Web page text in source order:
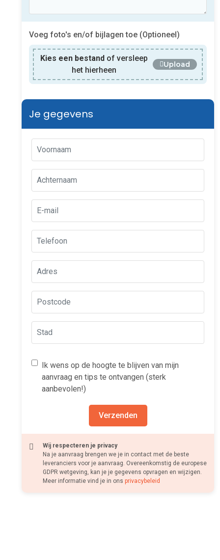
Voeg foto's en/of bijlagen toe (Optioneel)
Kies een bestand of versleep
het hierheen
Upload
Je gegevens
Ik wens op de hoogte te blijven van mijn
aanvraag en tips te ontvangen (sterk
aanbevolen!)
Verzenden
Wij respecteren je privacy
Na je aanvraag brengen we je in contact met de beste
leveranciers voor je aanvraag. Overeenkomstig de europese
GDPR wetgeving, kan je je gegevens opvragen en wijzigen.
Meer informatie vind je in ons privacybeleid